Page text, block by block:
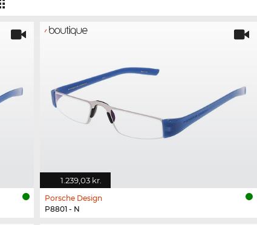
1.239,03 kr.
Porsche Design
P8801 - N